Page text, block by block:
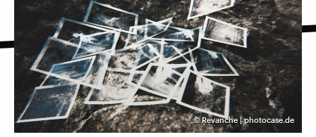
©Revanche | photocase.de